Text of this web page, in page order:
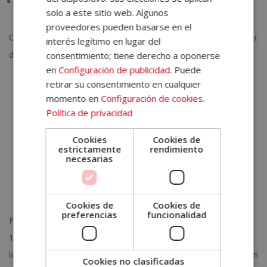
Otro de los postres sanos que te proponemos es el de la receta
de
brownie sin azúcar.Para esta receta necesitas:
Plátanos maduros
2 huevos
50 g Cacao puro en polvo (sin azúcar)
100 g chocolate negro (mínimo 90% cacao y sin azúcares
10 ml leche
Canela (opcional)
Para preparar este postre sano y rico, precalienta el horno a
175ºC y cubre un molde de papel antiadherente de horno. Pela
los plátanos y córtalos en pequeños trazos. Luego mézclalo con
solo a este sitio web. Algunos
proveedores pueden basarse en el
interés legítimo en lugar del
consentimiento; tiene derecho a oponerse
enConfiguración de publicidad. Puede
retirar su consentimiento en cualquier
momento enConfiguración de cookies.
Política de privacidad
Cookies
estrictamente
necesarias
Cookies de
rendimiento
Cookies de
preferencias
Cookies de
funcionalidad
Cookies no clasificadas